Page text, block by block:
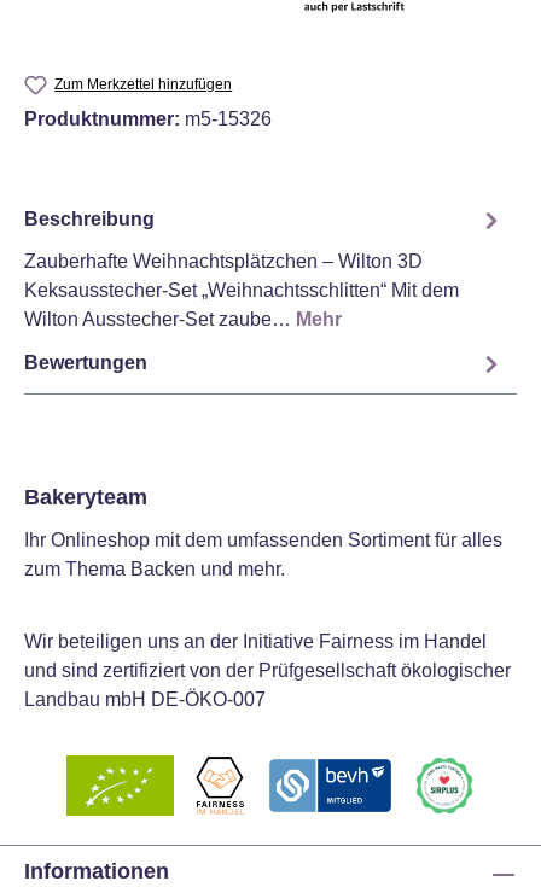
Zum Merkzettel hinzufügen
Produktnummer: m5-15326
Beschreibung
Zauberhafte Weihnachtsplätzchen – Wilton 3D
Keksausstecher-Set „Weihnachtsschlitten“ Mit dem
Wilton Ausstecher-Set zaube… Mehr
Bewertungen
Bakeryteam
Ihr Onlineshop mit dem umfassenden Sortiment für alles
zum Thema Backen und mehr.
Wir beteiligen uns an der Initiative Fairness im Handel
und sind zertifiziert von der Prüfgesellschaft ökologischer
Landbau mbH DE-ÖKO-007
Informationen